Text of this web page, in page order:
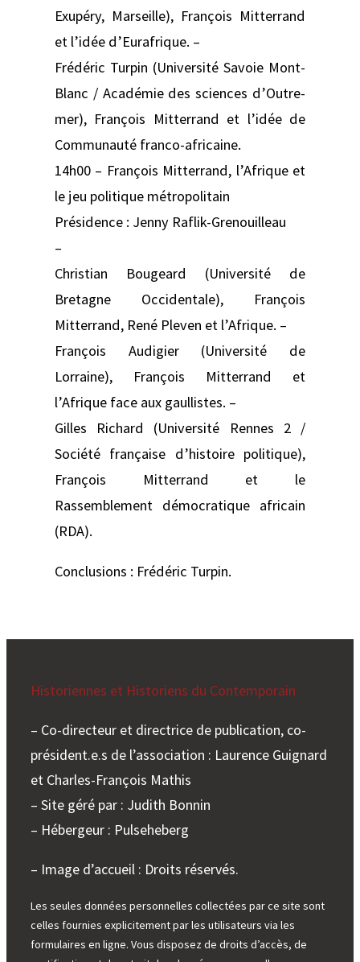
Exupéry, Marseille), François Mitterrand
et l’idée d’Eurafrique. –
Frédéric Turpin (Université Savoie Mont-
Blanc / Académie des sciences d’Outre-
mer), François Mitterrand et l’idée de
Communauté franco-africaine.
14h00 – François Mitterrand, l’Afrique et
le jeu politique métropolitain
Présidence : Jenny Raflik-Grenouilleau
–
Christian Bougeard (Université de
Bretagne Occidentale), François
Mitterrand, René Pleven et l’Afrique. –
François Audigier (Université de
Lorraine), François Mitterrand et
l’Afrique face aux gaullistes. –
Gilles Richard (Université Rennes 2 /
Société française d’histoire politique),
François Mitterrand et le
Rassemblement démocratique africain
(RDA).
Conclusions : Frédéric Turpin.
Historiennes et Historiens du Contemporain
– Co-directeur et directrice de publication, co-
président.e.s de l’association : Laurence Guignard
et Charles-François Mathis
– Site géré par : Judith Bonnin
– Hébergeur : Pulseheberg
– Image d’accueil : Droits réservés.
Les seules données personnelles collectées par ce site sont
celles fournies explicitement par les utilisateurs via les
formulaires en ligne. Vous disposez de droits d’accès, de